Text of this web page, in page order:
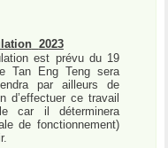
2023
est prévu du 19
Tan Eng Teng sera
par ailleurs de
d’effectuer ce travail
car il déterminera
de fonctionnement)